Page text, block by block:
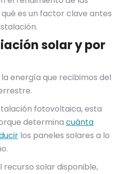
es un factor clave antes
solar y por
energía que recibimos del
fotovoltaica, esta
determina cuánta
los paneles solares a lo
solar disponible,